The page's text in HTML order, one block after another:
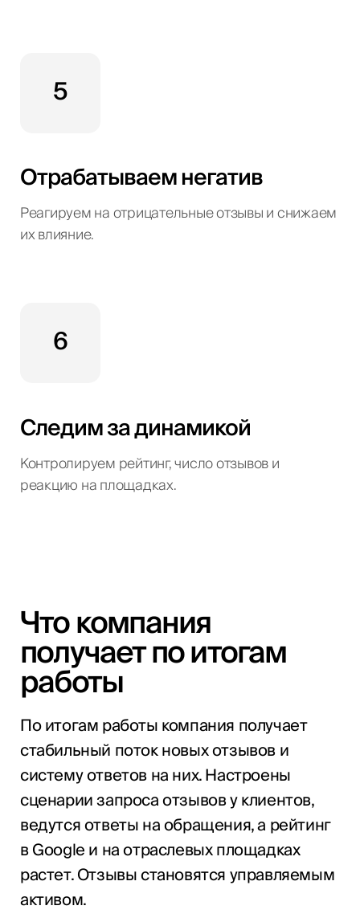
5
Отрабатываем негатив
Реагируем на отрицательные отзывы и снижаем
их влияние.
6
Следим за динамикой
Контролируем рейтинг, число отзывов и
реакцию на площадках.
Что компания
получает по итогам
работы
По итогам работы компания получает
стабильный поток новых отзывов и
систему ответов на них. Настроены
сценарии запроса отзывов у клиентов,
ведутся ответы на обращения, а рейтинг
в Google и на отраслевых площадках
растет. Отзывы становятся управляемым
активом.